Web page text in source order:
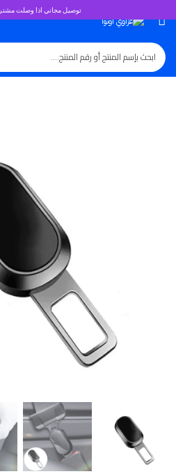
توصيل مجاني اذا وصلت مشترياتك